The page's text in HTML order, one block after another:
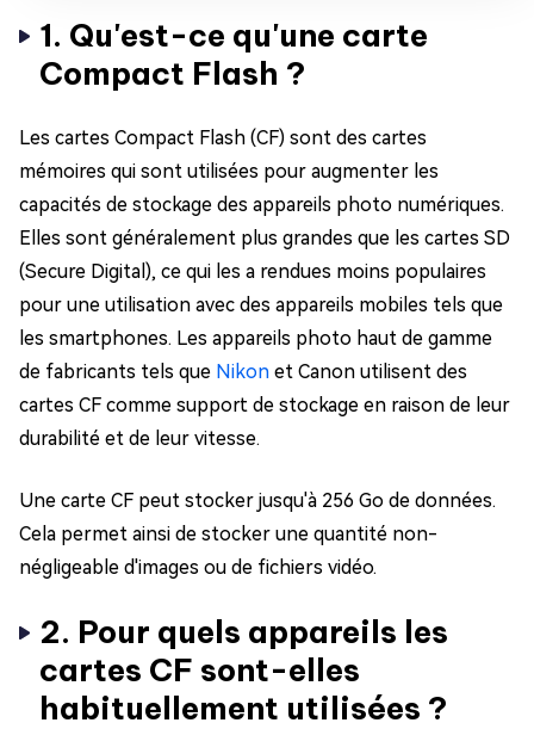
1. Qu'est-ce qu'une carte
Compact Flash ?
Les cartes Compact Flash (CF) sont des cartes
mémoires qui sont utilisées pour augmenter les
capacités de stockage des appareils photo numériques.
Elles sont généralement plus grandes que les cartes SD
(Secure Digital), ce qui les a rendues moins populaires
pour une utilisation avec des appareils mobiles tels que
les smartphones. Les appareils photo haut de gamme
de fabricants tels que Nikon et Canon utilisent des
cartes CF comme support de stockage en raison de leur
durabilité et de leur vitesse.
Une carte CF peut stocker jusqu'à 256 Go de données.
Cela permet ainsi de stocker une quantité non-
négligeable d'images ou de fichiers vidéo.
2. Pour quels appareils les
cartes CF sont-elles
habituellement utilisées ?